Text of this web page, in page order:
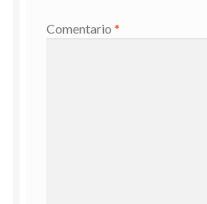
Comentario *